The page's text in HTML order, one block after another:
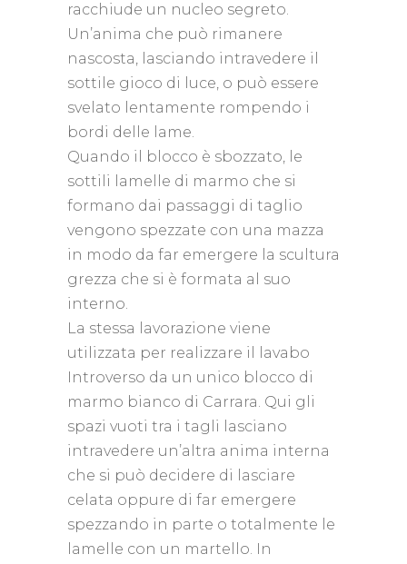
racchiude un nucleo segreto.‎
Un’anima che può rimanere
nascosta, lasciando intravedere il
sottile gioco di luce, o può essere
svelato lentamente rompendo i
bordi delle lame.‎
Quando il blocco è sbozzato, le
sottili lamelle di marmo che si
formano dai passaggi di taglio
vengono spezzate con una mazza
in modo da far emergere la scultura
grezza che si è formata al suo
interno.‎
La stessa lavorazione viene
utilizzata per realizzare il lavabo
Introverso da un unico blocco di
marmo bianco di Carrara.‎ Qui gli
spazi vuoti tra i tagli lasciano
intravedere un’altra anima interna
che si può decidere di lasciare
celata oppure di far emergere
spezzando in parte o totalmente le
lamelle con un martello.‎ In